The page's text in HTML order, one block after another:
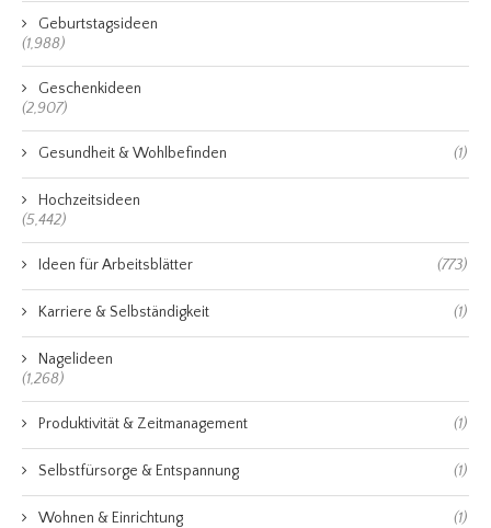
Geburtstagsideen
(1,988)
Geschenkideen
(2,907)
Gesundheit & Wohlbefinden (1)
Hochzeitsideen
(5,442)
Ideen für Arbeitsblätter (773)
Karriere & Selbständigkeit (1)
Nagelideen
(1,268)
Produktivität & Zeitmanagement (1)
Selbstfürsorge & Entspannung (1)
Wohnen & Einrichtung (1)